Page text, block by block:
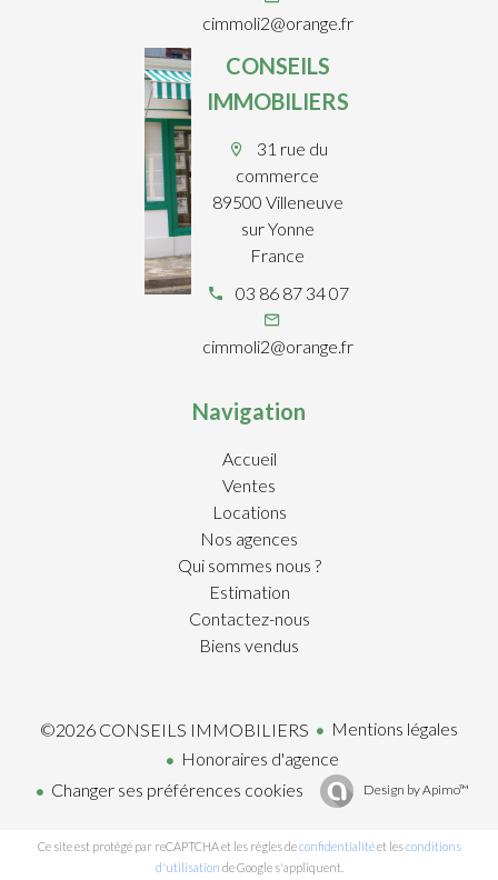
cimmoli2@orange.fr
CONSEILS
IMMOBILIERS
31 rue du
commerce
89500 Villeneuve
sur Yonne
France
03 86 87 34 07
cimmoli2@orange.fr
Navigation
Accueil
Ventes
Locations
Nos agences
Qui sommes nous ?
Estimation
Contactez-nous
Biens vendus
©2026 CONSEILS IMMOBILIERS
Mentions légales
Honoraires d'agence
Changer ses préférences cookies
Design byApimo™
Ce site est protégé par reCAPTCHA et les règles deconfidentialitéet lesconditions
d'utilisation de Google s'appliquent.